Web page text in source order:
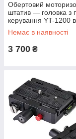
Обертовий
штатив — головка з
керування YT-1200
для камер і
Немає в наявності
3 700 ₴